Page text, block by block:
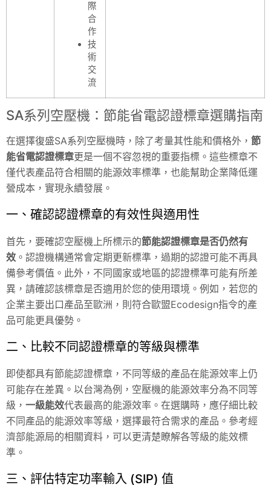
際
合
作
技
術
交
流
SA系列空壓機：節能省電認證標章選購指南
在選擇復盛SA系列空壓機時，除了考量其性能和價格外， 節
能省電認證標章更是一個不容忽視的重要指標。這些標章不
僅代表產品符合相關的能源效率標準，也能幫助企業降低運
營成本，實現永續發展。
一、確認認證標章的有效性與適用性
首先，要確認空壓機上所標示的節能認證標章是否仍然有
效 。認證機構通常會定期更新標準，過期的認證可能不再具
備參考價值。此外，不同國家或地區的認證標準可能有所差
異，請確認該標章是否適用於您的使用環境。例如，若您的
企業主要出口產品至歐洲，則符合歐盟Ecodesign指令的產
品可能更具優勢。
二、比較不同認證標章的等級與標準
即使都具有節能認證標章，不同等級的產品在能源效率上仍
可能存在差異。以台灣為例，空壓機的能源效率分為不同等
級， 一級能效代表最高的能源效率。在選購時，應仔細比較
不同產品的能源效率等級，選擇最符合需求的產品。參考經
濟部能源局的相關資料，可以更清楚瞭解各等級的能效標
準。
三、評估特定功率輸入 (SIP) 值